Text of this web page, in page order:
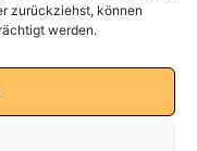
zurückziehst, können
werden.